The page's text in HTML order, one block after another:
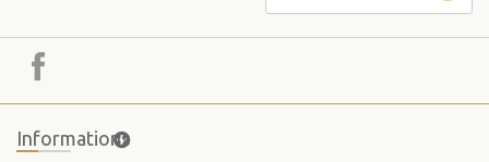
Informations